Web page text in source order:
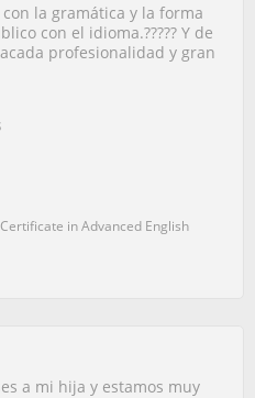
la gramática y la forma
con el idioma.????? Y de
profesionalidad y gran
in Advanced English
a mi hija y estamos muy